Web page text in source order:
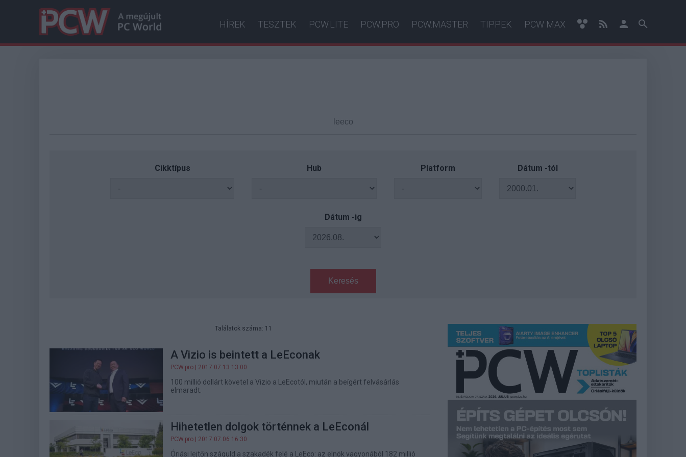
HÍREK TESZTEK PCW.LITE PCW.PRO PCW.MASTER TIPPEK PCW MAX
Cikktípus Hub Platform Dátum -tól
Dátum -ig
Keresés
Találatok száma: 11
A Vizio is beintett a LeEconak
PCW.pro | 2017.07.13 13:00
100 millió dollárt követel a Vizio a LeEcotól, miután a beígért felvásárlás
elmaradt.
Hihetetlen dolgok történnek a LeEconál
PCW.pro | 2017.07.06 16:30
Óriási lejtőn száguld a szakadék felé a LeEco: az elnök vagyonából 182 millió